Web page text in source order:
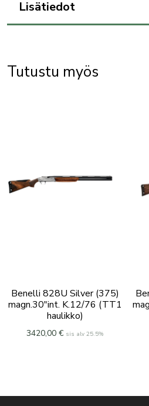
Lisätiedot
Tutustu myös
Benelli 828U Silver (375)
magn.30″int. K.12/76 (TT1
haulikko)
3420,00 € sis alv 25.5%